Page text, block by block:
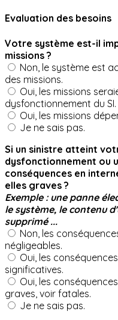
Evaluation des besoins
Votre système est-il
missions ?
Non, le système est
des missions.
Oui, les missions
dysfonctionnement du SI.
Oui, les missions
Je ne sais pas.
Si un sinistre atteint
dysfonctionnement ou
conséquences en
elles graves ?
Exemple : une panne
le système, le contenu
supprimé ...
Non, les
négligeables.
Oui, les
significatives.
Oui, les
graves, voir fatales.
Je ne sais pas.